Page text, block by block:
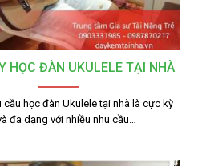
HỌC ĐÀN UKULELE TẠI NHÀ
cầu học đàn Ukulele tại nhà là cực kỳ
đa dạng với nhiều nhu cầu…